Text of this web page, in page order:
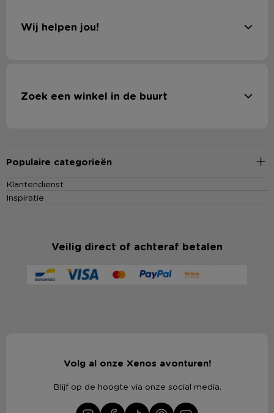
Wij helpen jou!
Zoek een winkel in de buurt
Populaire categorieën
Klantendienst
Inspiratie
Veilig direct of achteraf betalen
Volg al onze Xenos avonturen!
Blijf op de hoogte via onze social media.